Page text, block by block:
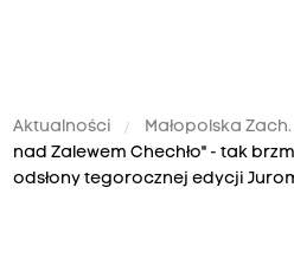
Aktualności Małopolska Zach.
nad Zalewem Chechło" - tak
odsłony tegorocznej edycji